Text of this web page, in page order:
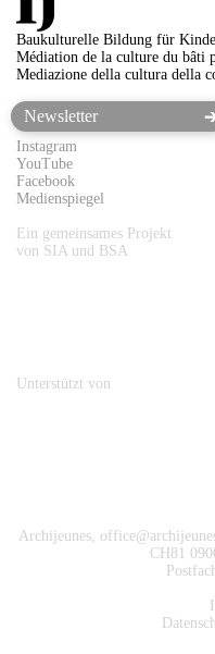
Baukulturelle Bildung für
Médiation de la culture du bâti
Mediazione della cultura della
Instagram
YouTube
Facebook
Medienspiegel
Ein gemeinsames Projekt
von SIA und BSA
Unterstützt von
Archijeunes,
CH81